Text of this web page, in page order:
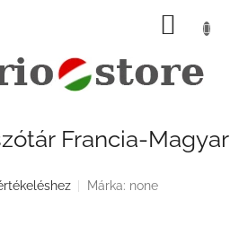
KOSÁR
Francia-Magyar
Márka: none